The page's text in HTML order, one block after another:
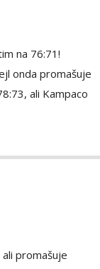
na 76:71!
onda promašuje
ali Kampaco
promašuje